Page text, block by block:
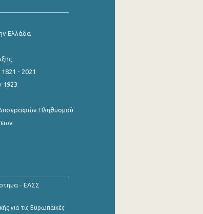
Ελλάδα
- 2021
Απογραφών Πληθυσμού
- ΕΛΣΣ
για τις Ευρωπαϊκές